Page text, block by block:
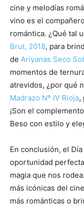
cine y melodías
vino es el
romántica. ¿Qué tal
Brut, 2018, para
de Ariyanas Seco
momentos de
atrevidos, ¿por qué
Madrazo Nº IV Rioja,
¡Son el
Beso con estilo y
En conclusión, el
oportunidad
magia que nos
más icónicas del
más románticas o